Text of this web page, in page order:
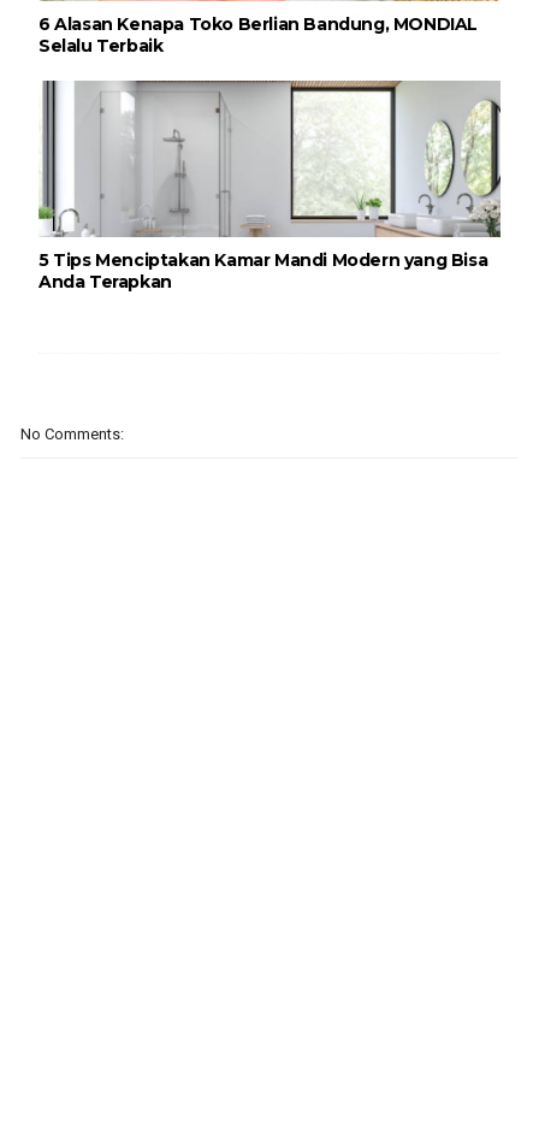
6 Alasan Kenapa Toko Berlian Bandung, MONDIAL
Selalu Terbaik
5 Tips Menciptakan Kamar Mandi Modern yang Bisa
Anda Terapkan
No Comments: